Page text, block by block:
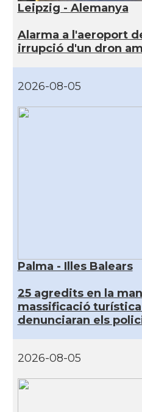
Leipzig - Alemanya
Alarma a l'aeroport
irrupció d'un dron
2026-08-05
Palma - Illes Balears
25 agredits en la
massificació turística
denunciaran els
2026-08-05